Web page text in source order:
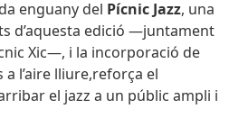
enguany del Pícnic Jazz, una
d’aquesta edició —juntament
Xic—, i la incorporació de
l’aire lliure,reforça el
el jazz a un públic ampli i